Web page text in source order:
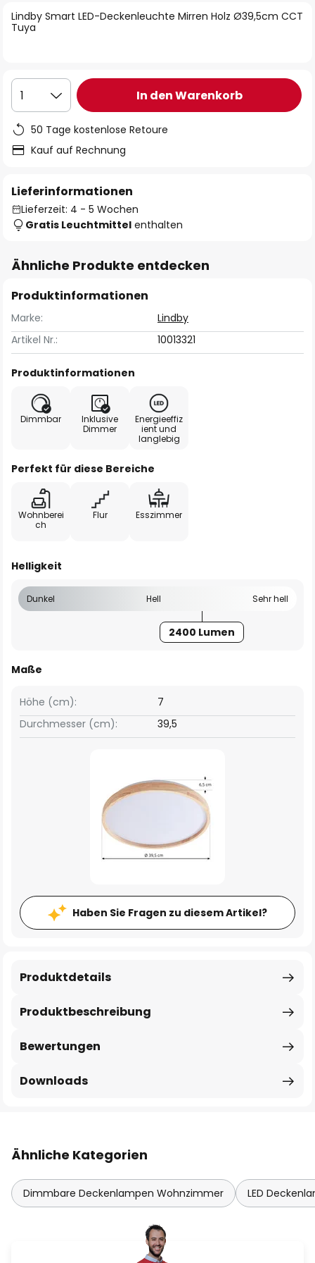
Lindby Smart LED-Deckenleuchte Mirren Holz Ø39,5cm CCT
Tuya
1 In den Warenkorb
50 Tage kostenlose Retoure
Kauf auf Rechnung
Lieferinformationen
Lieferzeit: 4 - 5 Wochen
Gratis Leuchtmittel enthalten
Ähnliche Produkte entdecken
Produktinformationen
Marke:
Lindby
Artikel Nr.:
10013321
Produktinformationen
Dimmbar
Inklusive
Dimmer
Energieeffiz
ient und
langlebig
Perfekt für diese Bereiche
Wohnberei
ch
Flur Esszimmer
Helligkeit
Dunkel Hell Sehr hell
2400 Lumen
Maße
Höhe (cm):
7
Durchmesser (cm):
39,5
Haben Sie Fragen zu diesem Artikel?
Produktbeschreibung
Produktdetails
Bewertungen
Downloads
Ähnliche Kategorien
Dimmbare Deckenlampen Wohnzimmer LED